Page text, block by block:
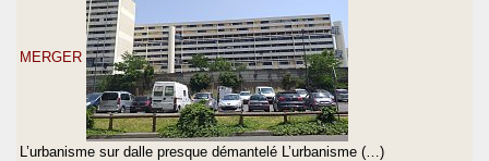
MERGER
L’urbanisme sur dalle presque démantelé L’urbanisme (…)